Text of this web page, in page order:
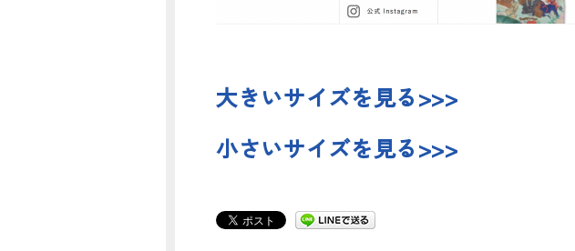
大きいサイズを見る>>>
小さいサイズを見る>>>